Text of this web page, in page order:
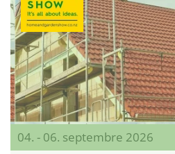
04. - 06. septembre 2026